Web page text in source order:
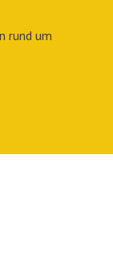
rund um